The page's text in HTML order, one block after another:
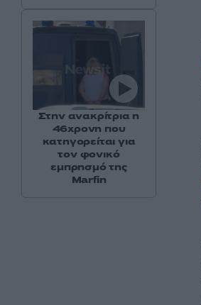
Στην ανακρίτρια η
46χρονη που
κατηγορείται για
τον φονικό
εμπρησμό της
Marfin